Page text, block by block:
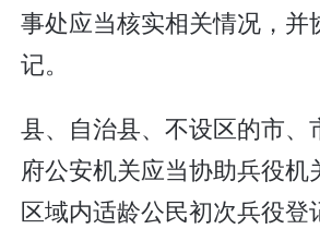
事处应当核实相关情况，并
记。
县、自治县、不设区的市、
府公安机关应当协助兵役机
区域内适龄公民初次兵役登